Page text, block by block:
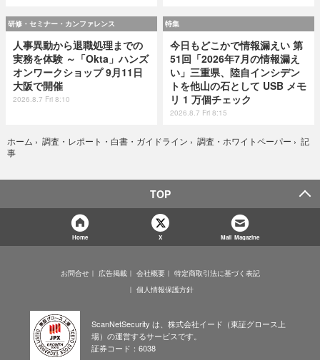
研修・セミナー・カンファレンス
人事異動から退職処理までの
実務を体験 ～「Okta」ハンズ
オンワークショップ 9月11日
大阪で開催
2026.8.7 Fri 8:10
特集
今日もどこかで情報漏えい 第
51回「2026年7月の情報漏え
い」三重県、陸自インシデン
トを他山の石として USB メモ
リ 1 万個チェック
2026.8.7 Fri 8:15
ホーム › 調査・レポート・白書・ガイドライン › 調査・ホワイトペーパー › 記
事
TOP
Home X Mail Magazine
お問合せ 広告掲載 会社概要
特定商取引法に基づく表記
個人情報保護方針
ScanNetSecurity は、株式会社イード（東証グロース上
場）の運営するサービスです。
証券コード：6038